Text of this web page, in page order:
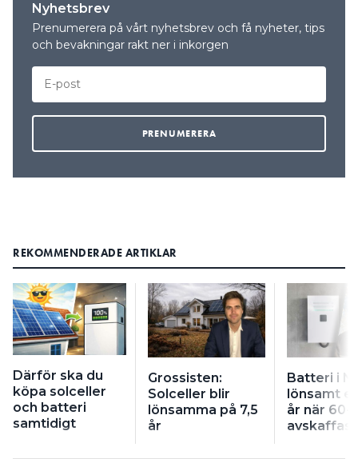
Nyhetsbrev
Prenumerera på vårt nyhetsbrev och få nyheter, tips
och bevakningar rakt ner i inkorgen
REKOMMENDERADE ARTIKLAR
Därför ska du
köpa solceller
och batteri
samtidigt
Grossisten:
Solceller blir
lönsamma på 7,5
år
Batteri i
lönsamt
år när 60-
avskaffas